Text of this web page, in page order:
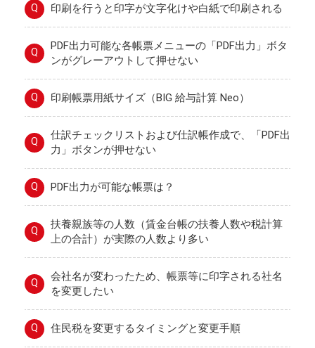
Q 印刷を行うと印字が文字化けや白紙で印刷される
Q
PDF出力可能な各帳票メニューの「PDF出力」ボタ
ンがグレーアウトして押せない
Q 印刷帳票用紙サイズ（BIG 給与計算 Neo）
Q
仕訳チェックリストおよび仕訳帳作成で、「PDF出
力」ボタンが押せない
Q PDF出力が可能な帳票は？
Q
扶養親族等の人数（賃金台帳の扶養人数や税計算
上の合計）が実際の人数より多い
Q
会社名が変わったため、帳票等に印字される社名
を変更したい
Q 住民税を変更するタイミングと変更手順